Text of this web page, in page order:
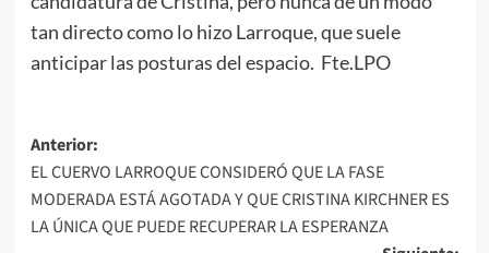
tan directo como lo hizo Larroque, que suele
anticipar las posturas del espacio. Fte.LPO
Navegación
de
entradas
Anterior:
EL CUERVO LARROQUE CONSIDERÓ QUE LA FASE
MODERADA ESTÁ AGOTADA Y QUE CRISTINA KIRCHNER ES
LA ÚNICA QUE PUEDE RECUPERAR LA ESPERANZA